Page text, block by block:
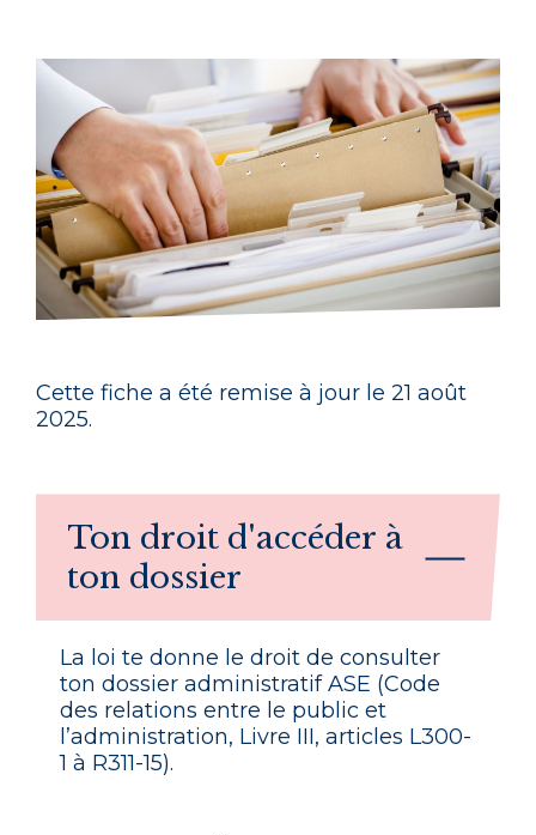
Cette fiche a été remise à jour le 21 août
2025.
Ton droit d'accéder à
ton dossier
La loi te donne le droit de consulter
ton dossier administratif ASE (Code
des relations entre le public et
l’administration, Livre III, articles L300-
1 à R311-15).